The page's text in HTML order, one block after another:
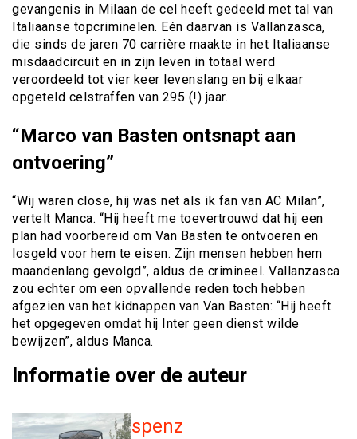
gevangenis in Milaan de cel heeft gedeeld met tal van
Italiaanse topcriminelen. Eén daarvan is Vallanzasca,
die sinds de jaren 70 carrière maakte in het Italiaanse
misdaadcircuit en in zijn leven in totaal werd
veroordeeld tot vier keer levenslang en bij elkaar
opgeteld celstraffen van 295 (!) jaar.
“Marco van Basten ontsnapt aan
ontvoering”
“Wij waren close, hij was net als ik fan van AC Milan”,
vertelt Manca. “Hij heeft me toevertrouwd dat hij een
plan had voorbereid om Van Basten te ontvoeren en
losgeld voor hem te eisen. Zijn mensen hebben hem
maandenlang gevolgd”, aldus de crimineel. Vallanzasca
zou echter om een opvallende reden toch hebben
afgezien van het kidnappen van Van Basten: “Hij heeft
het opgegeven omdat hij Inter geen dienst wilde
bewijzen”, aldus Manca.
Informatie over de auteur
spenz